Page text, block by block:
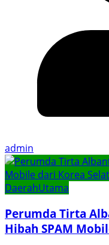
admin
DaerahUtama
Perumda Tirta
Hibah SPAM